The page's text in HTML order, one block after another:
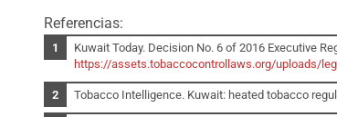
Referencias:
Kuwait Today. Decision No. 6 of 2016 Executive
https://assets.tobaccocontrollaws.org/uploads/
Tobacco Intelligence. Kuwait: heated tobacco